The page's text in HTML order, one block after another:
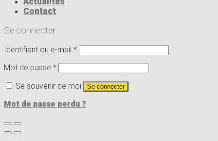
Contact
Se connecter
Identifiant ou e-mail *
Mot de passe *
Se souvenir de moi
Se connecter
Mot de passe perdu ?